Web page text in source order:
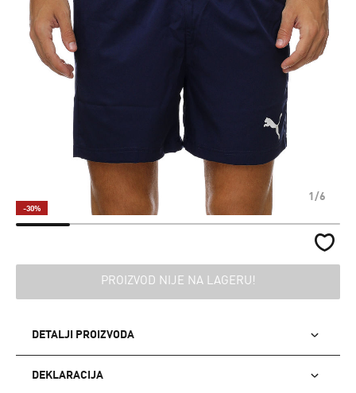
1/6
-30%
PROIZVOD NIJE NA LAGERU!
DETALJI PROIZVODA
DEKLARACIJA